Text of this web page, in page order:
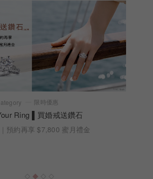
限時優惠
抽獎活動 ｜Emoji Love Story 用
故事